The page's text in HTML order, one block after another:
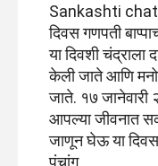
Sankashti
दिवस गणपती
या दिवशी चंद्राला
केली जाते आणि
जाते. १७ जानेवारी
आपल्या जीवनात
जाणून घेऊ या
पंचांग.